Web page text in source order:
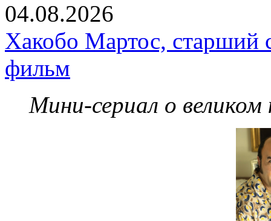
04.08.2026
Хакобо Мартос, старший
фильм
Мини-сериал о великом